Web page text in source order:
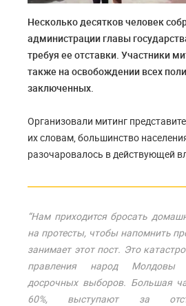
Несколько десятков человек
администрации главы
требуя ее отставки. Участники
также на освобождении всех
заключенных.
Организовали митинг
их словам, большинство
разочаровалось в действующей
“Нам приходится бросать
на протесты, чтобы напомнить
занимает этот пост. Это
правления народ Молдовы
досрочных выборов. Большая
60%, выступают за